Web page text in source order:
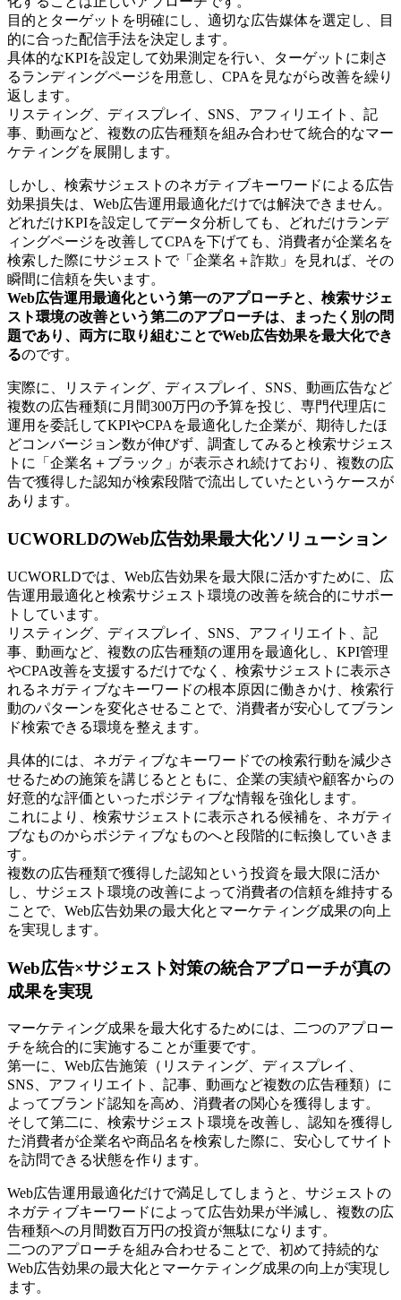
目的とターゲットを明確にし、適切な広告媒体を選定し、目
的に合った配信手法を決定します。
具体的なKPIを設定して効果測定を行い、ターゲットに刺さ
るランディングページを用意し、CPAを見ながら改善を繰り
返します。
リスティング、ディスプレイ、SNS、アフィリエイト、記
事、動画など、複数の広告種類を組み合わせて統合的なマー
ケティングを展開します。
しかし、検索サジェストのネガティブキーワードによる広告
効果損失は、Web広告運用最適化だけでは解決できません。
どれだけKPIを設定してデータ分析しても、どれだけランデ
ィングページを改善してCPAを下げても、消費者が企業名を
検索した際にサジェストで「企業名＋詐欺」を見れば、その
瞬間に信頼を失います。
Web広告運用最適化という第一のアプローチと、検索サジェ
スト環境の改善という第二のアプローチは、まったく別の問
題であり、両方に取り組むことでWeb広告効果を最大化でき
るのです。
実際に、リスティング、ディスプレイ、SNS、動画広告など
複数の広告種類に月間300万円の予算を投じ、専門代理店に
運用を委託してKPIやCPAを最適化した企業が、期待したほ
どコンバージョン数が伸びず、調査してみると検索サジェス
トに「企業名＋ブラック」が表示され続けており、複数の広
告で獲得した認知が検索段階で流出していたというケースが
あります。
UCWORLDのWeb広告効果最大化ソリューション
UCWORLDでは、Web広告効果を最大限に活かすために、広
告運用最適化と検索サジェスト環境の改善を統合的にサポー
トしています。
リスティング、ディスプレイ、SNS、アフィリエイト、記
事、動画など、複数の広告種類の運用を最適化し、KPI管理
やCPA改善を支援するだけでなく、検索サジェストに表示さ
れるネガティブなキーワードの根本原因に働きかけ、検索行
動のパターンを変化させることで、消費者が安心してブラン
ド検索できる環境を整えます。
具体的には、ネガティブなキーワードでの検索行動を減少さ
せるための施策を講じるとともに、企業の実績や顧客からの
好意的な評価といったポジティブな情報を強化します。
これにより、検索サジェストに表示される候補を、ネガティ
ブなものからポジティブなものへと段階的に転換していきま
す。
複数の広告種類で獲得した認知という投資を最大限に活か
し、サジェスト環境の改善によって消費者の信頼を維持する
ことで、Web広告効果の最大化とマーケティング成果の向上
を実現します。
Web広告×サジェスト対策の統合アプローチが真の
成果を実現
マーケティング成果を最大化するためには、二つのアプロー
チを統合的に実施することが重要です。
第一に、Web広告施策（リスティング、ディスプレイ、
SNS、アフィリエイト、記事、動画など複数の広告種類）に
よってブランド認知を高め、消費者の関心を獲得します。
そして第二に、検索サジェスト環境を改善し、認知を獲得し
た消費者が企業名や商品名を検索した際に、安心してサイト
を訪問できる状態を作ります。
Web広告運用最適化だけで満足してしまうと、サジェストの
ネガティブキーワードによって広告効果が半減し、複数の広
告種類への月間数百万円の投資が無駄になります。
二つのアプローチを組み合わせることで、初めて持続的な
Web広告効果の最大化とマーケティング成果の向上が実現し
ます。